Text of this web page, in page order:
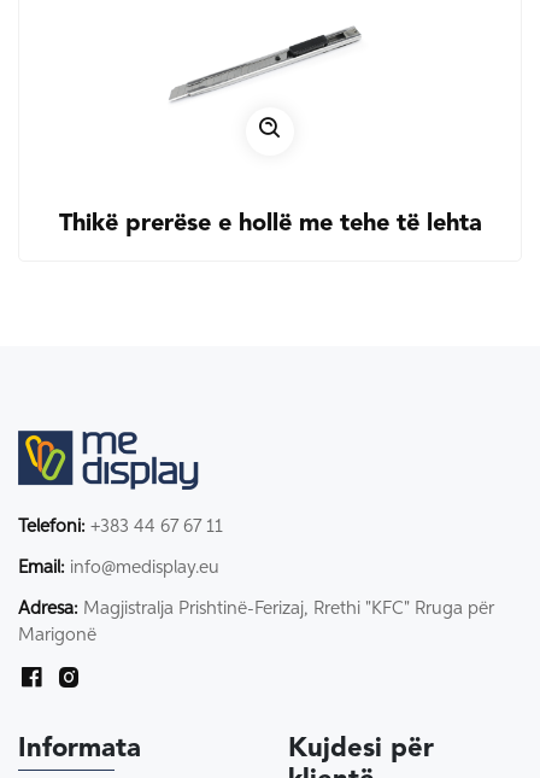
Thikë prerëse e hollë me tehe të lehta
Telefoni: +383 44 67 67 11
Email: info@medisplay.eu
Adresa: Magjistralja Prishtinë-Ferizaj, Rrethi "KFC" Rruga për
Marigonë
Informata
Kujdesi për